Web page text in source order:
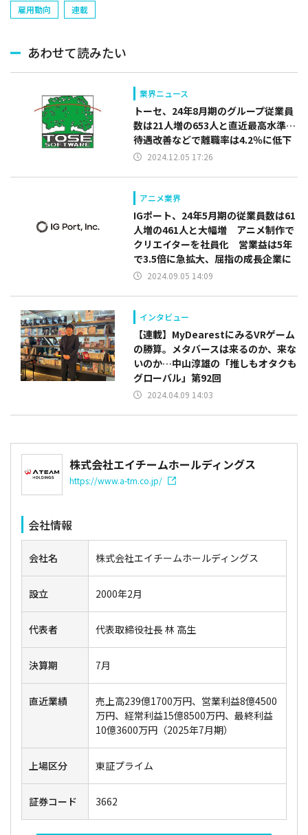
雇用動向
連載
あわせて読みたい
業界ニュース
トーセ、24年8月期のグループ従業員
数は21人増の653人と直近最高水準…
待遇改善などで離職率は4.2％に低下
2024.12.05 17:26
アニメ業界
IGポート、24年5月期の従業員数は61
人増の461人と大幅増 アニメ制作で
クリエイターを社員化 営業益は5年
で3.5倍に急拡大、屈指の成長企業に
2024.09.05 14:09
インタビュー
【連載】MyDearestにみるVRゲーム
の勝算。メタバースは来るのか、来な
いのか…中山淳雄の「推しもオタクも
グローバル」第92回
2024.04.09 14:03
株式会社エイチームホールディングス
https://www.a-tm.co.jp/
会社情報
会社名 株式会社エイチームホールディングス
設立 2000年2月
代表者 代表取締役社長 林 高生
決算期 7月
直近業績
売上高239億1700万円、営業利益8億4500
万円、経常利益15億8500万円、最終利益
10億3600万円（2025年7月期）
上場区分 東証プライム
証券コード 3662